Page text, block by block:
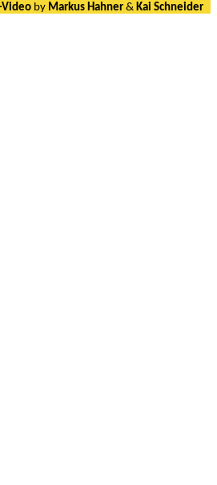
Video by Markus Hahner & Kai Schneider